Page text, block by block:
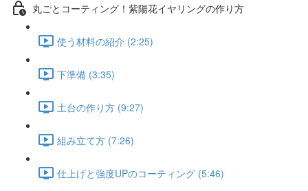
丸ごとコーティング！紫陽花イヤリングの作り方
使う材料の紹介 (2:25)
下準備 (3:35)
土台の作り方 (9:27)
組み立て方 (7:26)
仕上げと強度UPのコーティング (5:46)